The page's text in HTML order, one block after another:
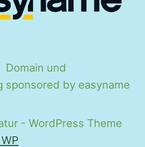
Domain und
sponsored by easyname
- WordPress Theme